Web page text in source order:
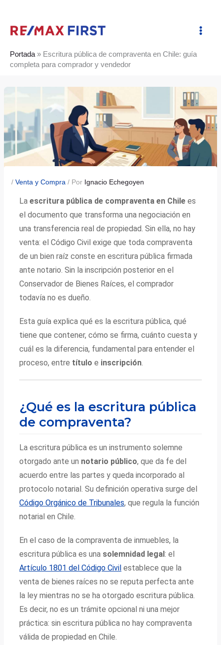
contenido
Portada » Escritura pública de compraventa en Chile: guía
completa para comprador y vendedor
/Venta y Compra / Por Ignacio Echegoyen
Laescritura pública de compraventa en Chile es
el documento que transforma una negociación en
una transferencia real de propiedad. Sin ella, no hay
venta: el Código Civil exige que toda compraventa
de un bien raíz conste en escritura pública firmada
ante notario. Sin la inscripción posterior en el
Conservador de Bienes Raíces, el comprador
todavía no es dueño.
Esta guía explica qué es la escritura pública, qué
tiene que contener, cómo se firma, cuánto cuesta y
cuál es la diferencia, fundamental para entender el
proceso, entre título e inscripción.
¿Qué es la escritura pública
de compraventa?
La escritura pública es un instrumento solemne
otorgado ante un notario público, que da fe del
acuerdo entre las partes y queda incorporado al
protocolo notarial. Su definición operativa surge del
Código Orgánico de Tribunales, que regula la función
notarial en Chile.
En el caso de la compraventa de inmuebles, la
escritura pública es una solemnidad legal: el
Artículo 1801 del Código Civil establece que la
venta de bienes raíces no se reputa perfecta ante
la ley mientras no se ha otorgado escritura pública.
Es decir, no es un trámite opcional ni una mejor
práctica: sin escritura pública no hay compraventa
válida de propiedad en Chile.